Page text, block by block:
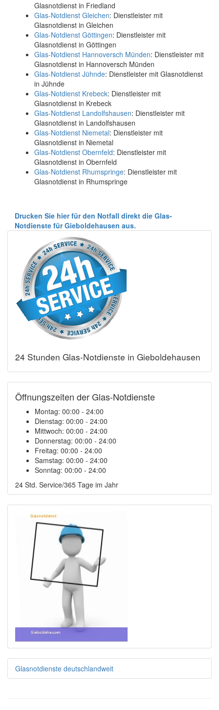
Glasnotdienst in Friedland
Glas-Notdienst Gleichen: Dienstleister mit
Glasnotdienst in Gleichen
Glas-Notdienst Göttingen: Dienstleister mit
Glasnotdienst in Göttingen
Glas-Notdienst Hannoversch Münden: Dienstleister mit
Glasnotdienst in Hannoversch Münden
Glas-Notdienst Jühnde: Dienstleister mit Glasnotdienst
in Jühnde
Glas-Notdienst Krebeck: Dienstleister mit
Glasnotdienst in Krebeck
Glas-Notdienst Landolfshausen: Dienstleister mit
Glasnotdienst in Landolfshausen
Glas-Notdienst Niemetal: Dienstleister mit
Glasnotdienst in Niemetal
Glas-Notdienst Obernfeld: Dienstleister mit
Glasnotdienst in Obernfeld
Glas-Notdienst Rhumspringe: Dienstleister mit
Glasnotdienst in Rhumspringe
Drucken Sie hier für den Notfall direkt die Glas-
Notdienste für Gieboldehausen aus.
24 Stunden Glas-Notdienste in Gieboldehausen
Öffnungszeiten der Glas-Notdienste
Montag: 00:00 - 24:00
Dienstag: 00:00 - 24:00
Mittwoch: 00:00 - 24:00
Donnerstag: 00:00 - 24:00
Freitag: 00:00 - 24:00
Samstag: 00:00 - 24:00
Sonntag: 00:00 - 24:00
24 Std. Service/365 Tage im Jahr
Glasnotdienste deutschlandweit